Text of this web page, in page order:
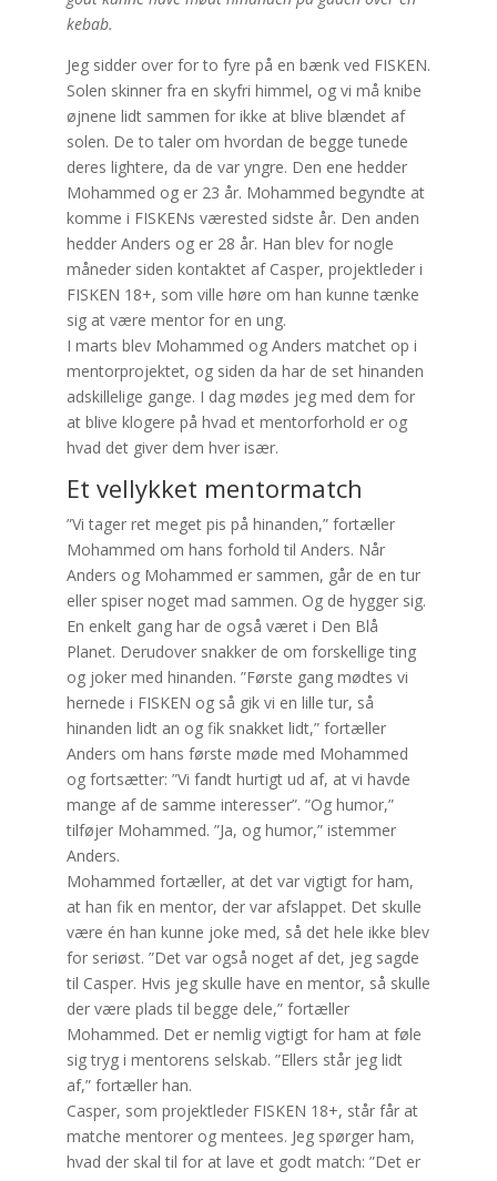
kebab.
Jeg sidder over for to fyre på en bænk ved FISKEN.
Solen skinner fra en skyfri himmel, og vi må knibe
øjnene lidt sammen for ikke at blive blændet af
solen. De to taler om hvordan de begge tunede
deres lightere, da de var yngre. Den ene hedder
Mohammed og er 23 år. Mohammed begyndte at
komme i FISKENs værested sidste år. Den anden
hedder Anders og er 28 år. Han blev for nogle
måneder siden kontaktet af Casper, projektleder i
FISKEN 18+, som ville høre om han kunne tænke
sig at være mentor for en ung.
I marts blev Mohammed og Anders matchet op i
mentorprojektet, og siden da har de set hinanden
adskillelige gange. I dag mødes jeg med dem for
at blive klogere på hvad et mentorforhold er og
hvad det giver dem hver især.
Et vellykket mentormatch
”Vi tager ret meget pis på hinanden,” fortæller
Mohammed om hans forhold til Anders. Når
Anders og Mohammed er sammen, går de en tur
eller spiser noget mad sammen. Og de hygger sig.
En enkelt gang har de også været i Den Blå
Planet. Derudover snakker de om forskellige ting
og joker med hinanden. ”Første gang mødtes vi
hernede i FISKEN og så gik vi en lille tur, så
hinanden lidt an og fik snakket lidt,” fortæller
Anders om hans første møde med Mohammed
og fortsætter: ”Vi fandt hurtigt ud af, at vi havde
mange af de samme interesser”. ”Og humor,”
tilføjer Mohammed. ”Ja, og humor,” istemmer
Anders.
Mohammed fortæller, at det var vigtigt for ham,
at han fik en mentor, der var afslappet. Det skulle
være én han kunne joke med, så det hele ikke blev
for seriøst. ”Det var også noget af det, jeg sagde
til Casper. Hvis jeg skulle have en mentor, så skulle
der være plads til begge dele,” fortæller
Mohammed. Det er nemlig vigtigt for ham at føle
sig tryg i mentorens selskab. ”Ellers står jeg lidt
af,” fortæller han.
Casper, som projektleder FISKEN 18+, står får at
matche mentorer og mentees. Jeg spørger ham,
hvad der skal til for at lave et godt match: ”Det er